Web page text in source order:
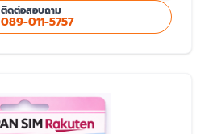
ติดต่อสอบถาม
089-011-5757